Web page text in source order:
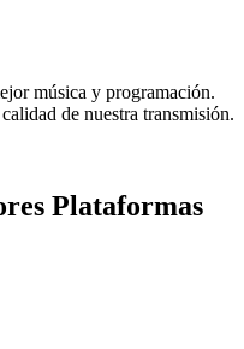
música y programación.
de nuestra transmisión.
Plataformas